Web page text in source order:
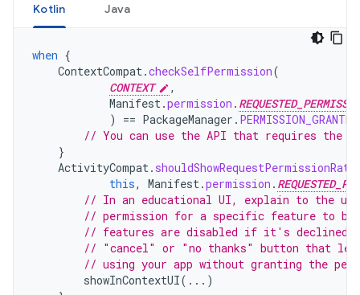
Kotlin Java
when {
ContextCompat.checkSelfPermission(
CONTEXT
,
Manifest.permission .
)
== PackageManager . PERMISSION_GRANTED
// You can use the API that requires the
}
ActivityCompat.
this, Manifest.permission .
// In an educational UI, explain to the
// permission for a specific feature to
// features are disabled if it's
// "cancel" or "no thanks" button that
// using your app without granting the
showInContextUI(...)